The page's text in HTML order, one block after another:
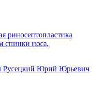
риносептопластика
спинки носа,
Русецкий Юрий Юрьевич